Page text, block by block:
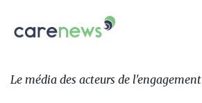
sur:
Le
des
Le média des acteurs de l'engagement